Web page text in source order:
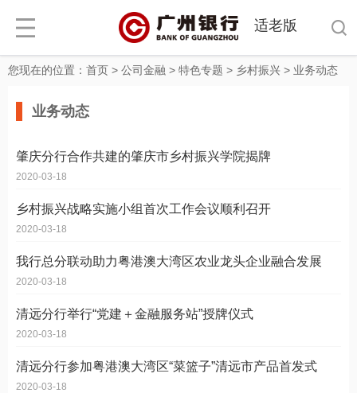
适老版
您现在的位置： 首页 > 公司金融 > 特色专题 > 乡村振兴 > 业务动态
业务动态
肇庆分行合作共建的肇庆市乡村振兴学院揭牌
2020-03-18
乡村振兴战略实施小组首次工作会议顺利召开
2020-03-18
我行总分联动助力粤港澳大湾区农业龙头企业融合发展
2020-03-18
清远分行举行“党建＋金融服务站”授牌仪式
2020-03-18
清远分行参加粤港澳大湾区“菜篮子”清远市产品首发式
2020-03-18